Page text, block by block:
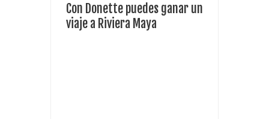
Fuze Tea regala 100 premios al día
Con Donette puedes ganar un
viaje a Riviera Maya